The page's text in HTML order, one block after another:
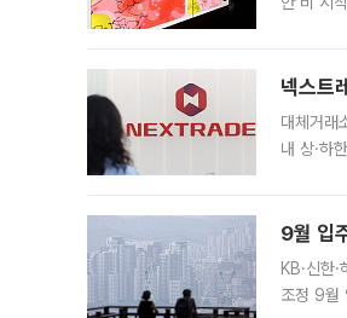
넥스트
대체거래
내 상·하
9월 입
KB·신한
조정 9월